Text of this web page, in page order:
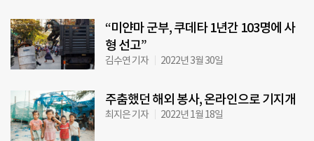
“미얀마 군부, 쿠데타 1년간 103명에 사
형 선고”
김수연 기자 2022년 3월 30일
주춤했던 해외 봉사, 온라인으로 기지개
최지은 기자 2022년 1월 18일